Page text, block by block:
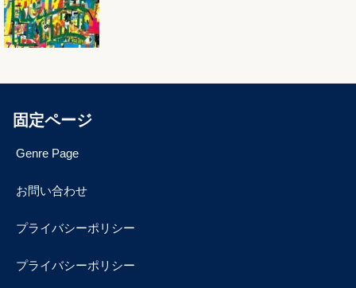
固定ページ
Genre Page
お問い合わせ
プライバシーポリシー
プライバシーポリシー